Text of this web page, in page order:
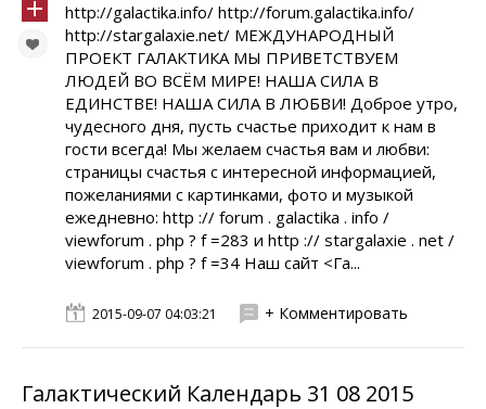
http://galactika.info/ http://forum.galactika.info/
http://stargalaxie.net/ МЕЖДУНАРОДНЫЙ
ПРОЕКТ ГАЛАКТИКА МЫ ПРИВЕТСТВУЕМ
ЛЮДЕЙ ВО ВСЁМ МИРЕ! НАША СИЛА В
ЕДИНСТВЕ! НАША СИЛА В ЛЮБВИ! Доброе утро,
чудесного дня, пусть счастье приходит к нам в
гости всегда! Мы желаем счастья вам и любви:
страницы счастья с интересной информацией,
пожеланиями с картинками, фото и музыкой
ежедневно: http :// forum . galactika . info /
viewforum . php ? f =283 и http :// stargalaxie . net /
viewforum . php ? f =34 Наш сайт <Га...
2015-09-07 04:03:21 + Комментировать
Галактический Календарь 31 08 2015